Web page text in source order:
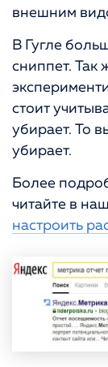
внешним
В Гугле
сниппет. Так
стоит
убирает. То
убирает.
Более
читайте в
настроить